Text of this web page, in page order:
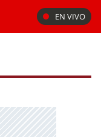
EN VIVO